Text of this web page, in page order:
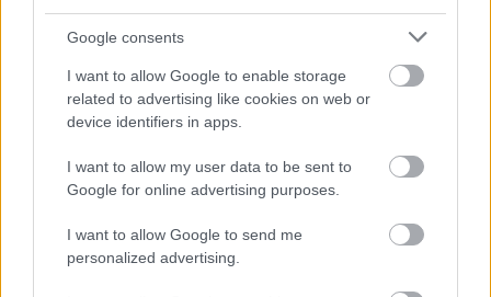
Google consents
I want to allow Google to enable storage
related to advertising like cookies on web or
device identifiers in apps.
I want to allow my user data to be sent to
Google for online advertising purposes.
I want to allow Google to send me
personalized advertising.
5 dolog, amit nem tudtál Rodolforól - 114
éve született Rodolfo
Kinek érdemes indulni a Csillag
születikben?